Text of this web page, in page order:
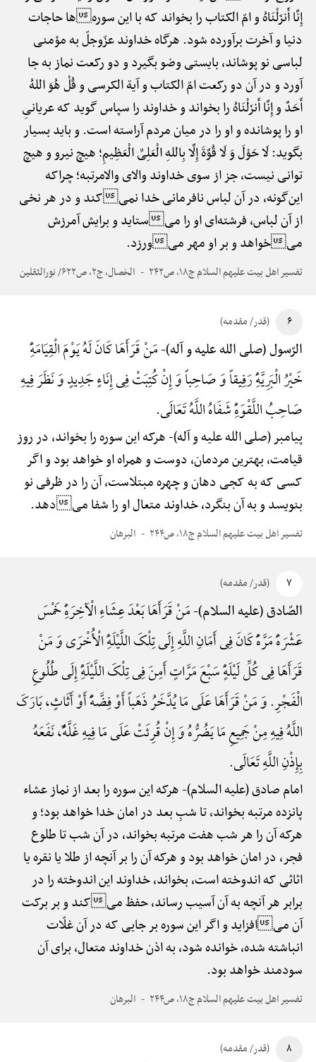
إِنَّا أَنزَلْنَاهُ و امّ الکتاب را بخواند که با این سورهها حاجات
دنیا و آخرت برآورده شود. هرگاه خداوند عزّ‌وجلّ به مؤمنی
لباسی نو پوشاند، بایستی وضو بگیرد و دو رکعت نماز به جا
آورد و در آن دو رکعت امّ الکتاب و آیة الکرسی و قُلْ هُوَ اللهُ
أَحَدٌ و إِنَّا أَنزَلْنَاهُ را بخواند و خداوند را سپاس گوید که عریانیِ
او را پوشانده و او را در میان مردم آراسته است. و باید بسیار
بگوید: لَا حَوْلَ وَ لَا قُوَّةَ إِلَّا بِاللهِ الْعَلِیِّ الْعَظِیمِ؛ هیچ نیرو و هیچ
توانی نیست، جز از سوی خداوند والای والامرتبه؛ چراکه
این‌گونه، در آن لباس نافرمانی خدا نمیکند و در هر نخی
از آن لباس، فرشته‌ای او را میستاید و برایش آمرزش
میخواهد و بر او مهر میورزد.
تفسیر اهل بیت علیهم السلام ج۱۸، ص۲۴۲ الخصال، ج۲، ص۶۲۲/ نورالثقلین
۶ (قدر/ مقدمه)
الرّسول (صلی الله علیه و آله)-مَنْ قَرَأَهَا کَانَ لَهُ یَوْمَ الْقِیَامَهًِْ
خَیْرُ الْبَرِیَّهًِْ رَفِیقاً وَ صَاحِباً وَ إِنْ کُتِبَتْ فِی إِنَاءٍ جَدِیدٍ وَ نَظَرَ فِیهِ
صَاحِبُ اللَّقْوَهًِْ شَفَاهُ اللَّهُ تَعَالَی.
پیامبر (صلی الله علیه و آله)-هرکه این سوره را بخواند، در روز
قیامت، بهترین مردمان، دوست و همراه او خواهد بود و اگر
کسی که به کجی دهان و چهره مبتلاست، آن را در ظرفی نو
بنویسد و به آن بنگرد، خداوند متعال او را شفا میدهد.
تفسیر اهل بیت علیهم السلام ج۱۸، ص۲۴۴ البرهان
۷ (قدر/ مقدمه)
الصّادق (علیه السلام)-مَنْ قَرَأَهَا بَعْدَ عِشَاءِ الْآخِرَهًِْ خَمْسَ
عَشْرَهًَْ مَرَّهًًْ کَانَ فِی أَمَانِ اللَّهِ إِلَی تِلْکَ اللَّیْلَهًِْ الْأُخْرَی وَ مَنْ
قَرَأَهَا فِی کُلِّ لَیْلَهًٍْ سَبْعَ مَرَّاتٍ أَمِنَ فِی تِلْکَ اللَّیْلَهًِْ إِلَی طُلُوعِ
الْفَجْرِ. وَ مَنْ قَرَأَهَا عَلَی مَا یُدَّخَرُ ذَهَباً أَوْ فِضَّهًًْ أَوْ أَثَاثٍ، بَارَکَ
اللَّهُ فِیهِ مِنْ جَمِیعِ مَا یَضُرُّهُ وَ إِنْ قُرِئَتْ عَلَی مَا فِیهِ غَلَّهًٌْ، نَفَعَهُ
بِإِذْنِ اللَّهِ تَعَالَی.
امام صادق (علیه السلام)-هرکه این سوره را بعد از نماز عشاء
پانزده مرتبه بخواند، تا شبِ بعد در امان خدا خواهد بود؛ و
هرکه آن را هر شب هفت مرتبه بخواند، در آن شب تا طلوع
فجر، در امان خواهد بود و هرکه آن را بر آنچه از طلا یا نقره یا
اثاثی که اندوخته است، بخواند، خداوند این اندوخته را در
برابر هر آنچه به آن آسیب رساند، حفظ میکند و بر برکت
آن میافزاید و اگر این سوره بر جایی که در آن غلّات
انباشته شده، خوانده شود، به اذن خداوند متعال، برای آن
سودمند خواهد بود.
تفسیر اهل بیت علیهم السلام ج۱۸، ص۲۴۴ البرهان
۸ (قدر/ مقدمه)